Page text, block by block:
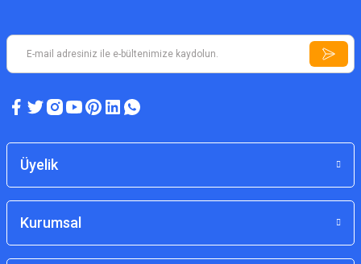
Üyelik
Kurumsal